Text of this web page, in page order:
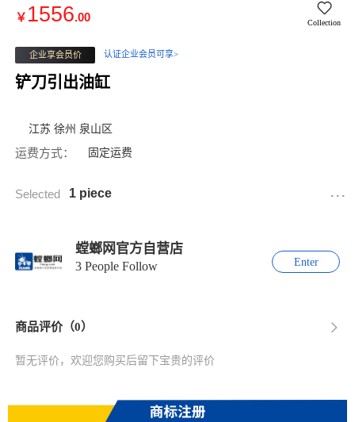
￥ 1556.00 Collection
企业享会员价 认证企业会员可享>
铲刀引出油缸
江苏 徐州 泉山区
运费方式： 固定运费
Selected 1 piece ...
螳螂网官方自营店
3 People Follow Enter
商品评价（0）
暂无评价，欢迎您购买后留下宝贵的评价